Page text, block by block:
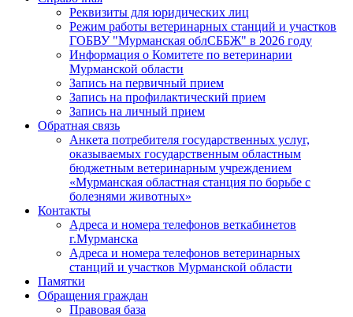
Реквизиты для юридических лиц
Режим работы ветеринарных станций и участков
ГОБВУ "Мурманская облСББЖ" в 2026 году
Информация о Комитете по ветеринарии
Мурманской области
Запись на первичный прием
Запись на профилактический прием
Запись на личный прием
Обратная связь
Анкета потребителя государственных услуг,
оказываемых государственным областным
бюджетным ветеринарным учреждением
«Мурманская областная станция по борьбе с
болезнями животных»
Контакты
Адреса и номера телефонов веткабинетов
г.Мурманска
Адреса и номера телефонов ветеринарных
станций и участков Мурманской области
Памятки
Обращения граждан
Правовая база